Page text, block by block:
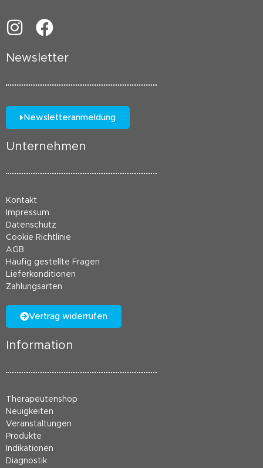
Newsletter
Newsletteranmeldung
Unternehmen
Kontakt
Impressum
Datenschutz
Cookie Richtlinie
AGB
Häufig gestellte Fragen
Lieferkonditionen
Zahlungsarten
Vertrag widerrufen
Information
Therapeutenshop
Neuigkeiten
Veranstaltungen
Produkte
Indikationen
Diagnostik